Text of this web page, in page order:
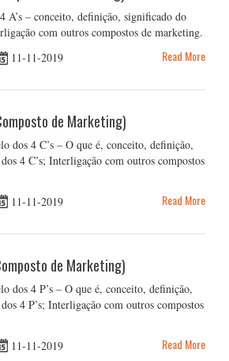
A’s – conceito, definição, significado do
com outros compostos de marketing.
11-11-2019 Read More
de Marketing)
dos 4 C’s – O que é, conceito, definição,
4 C’s; Interligação com outros compostos
11-11-2019 Read More
de Marketing)
dos 4 P’s – O que é, conceito, definição,
4 P’s; Interligação com outros compostos
11-11-2019 Read More